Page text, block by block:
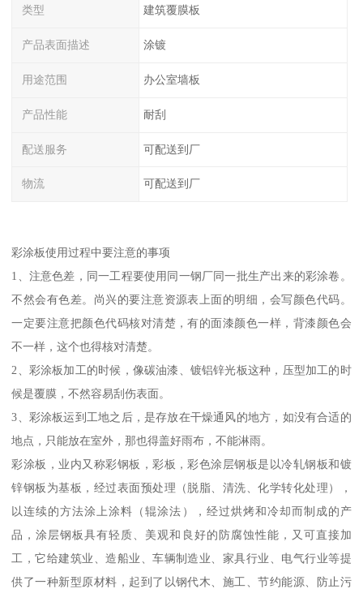
类型 建筑覆膜板
产品表面描述 涂镀
用途范围 办公室墙板
产品性能 耐刮
配送服务 可配送到厂
物流 可配送到厂
彩涂板使用过程中要注意的事项
1、注意色差，同一工程要使用同一钢厂同一批生产出来的彩涂卷。
不然会有色差。尚兴的要注意资源表上面的明细，会写颜色代码。
一定要注意把颜色代码核对清楚，有的面漆颜色一样，背漆颜色会
不一样，这个也得核对清楚。
2、彩涂板加工的时候，像碳油漆、镀铝锌光板这种，压型加工的时
候是覆膜，不然容易刮伤表面。
3、彩涂板运到工地之后，是存放在干燥通风的地方，如没有合适的
地点，只能放在室外，那也得盖好雨布，不能淋雨。
彩涂板，业内又称彩钢板，彩板，彩色涂层钢板是以冷轧钢板和镀
锌钢板为基板，经过表面预处理（脱脂、清洗、化学转化处理），
以连续的方法涂上涂料（辊涂法），经过烘烤和冷却而制成的产
品，涂层钢板具有轻质、美观和良好的防腐蚀性能，又可直接加
工，它给建筑业、造船业、车辆制造业、家具行业、电气行业等提
供了一种新型原材料，起到了以钢代木、施工、节约能源、防止污